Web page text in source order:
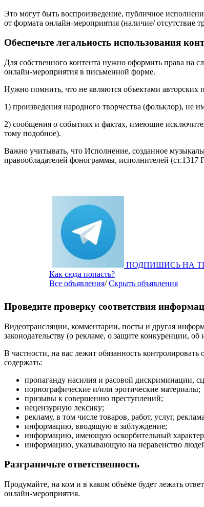
Это могут быть воспроизведение, публичное
от формата онлайн-мероприятия (наличие/ отсутствие
Обеспечьте легальность использования
Для собственного контента нужно оформить права на
онлайн-мероприятия в письменной форме.
Нужно помнить, что не являются объектами авторских
1) произведения народного творчества (фольклор), не
2) сообщения о событиях и фактах, имеющие
тому подобное).
Важно учитывать, что Исполнение, созданное
правообладателей фонограммы, исполнителей
ПОДПИШИСЬ НА
Как сюда попасть?
Все объявления/Скрыть объявления
Проведите проверку соответствия
Видеотрансляции, комментарии, посты и другая
законодательству (о рекламе, о защите конкуренции, об
В частности, на вас лежит обязанность
содержать:
пропаганду насилия и расовой дискриминации,
порнографические и/или эротические материалы;
призывы к совершению преступлений;
нецензурную лексику;
рекламу, в том числе товаров, работ, услуг,
информацию, вводящую в заблуждение;
информацию, имеющую оскорбительный
информацию, указывающую на неравенство
Разграничьте ответственность
Продумайте, на ком и в каком объёме будет лежать
онлайн-мероприятия.